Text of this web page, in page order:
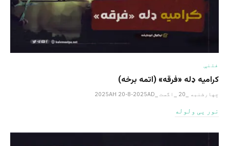
فتنې
کرامیه ډله «فرقه» (اتمه برخه)
چهارشنبه _20 _اگست _2025AH 20-8-2025AD
نور یی ولوله